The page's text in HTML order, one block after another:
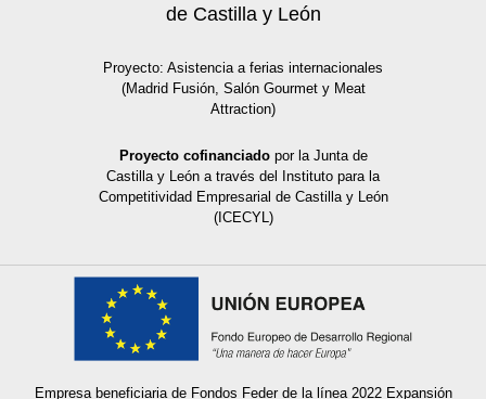
de Castilla y León
Proyecto: Asistencia a ferias internacionales
(Madrid Fusión, Salón Gourmet y Meat
Attraction)
Proyecto cofinanciadopor la Junta de
Castilla y León a través del Instituto para la
Competitividad Empresarial de Castilla y León
(ICECYL)
Empresa beneficiaria de Fondos Feder de la línea 2022 Expansión